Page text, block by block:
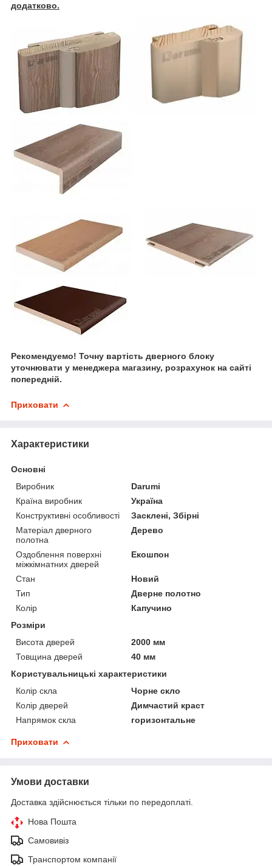
додатково.
Рекомендуемо! Точну вартість дверного блоку
уточнювати у менеджера магазину, розрахунок на сайті
попередній.
Приховати
Характеристики
Основні
Виробник
Darumi
Країна виробник
Україна
Конструктивні особливості
Засклені, Збірні
Матеріал дверного
полотна
Дерево
Оздоблення поверхні
міжкімнатних дверей
Екошпон
Стан
Новий
Тип
Дверне полотно
Колір
Капучино
Розміри
Висота дверей
2000 мм
Товщина дверей
40 мм
Користувальницькі характеристики
Колір скла
Чорне скло
Колір дверей
Димчастий краст
Напрямок скла
горизонтальне
Приховати
Умови доставки
Доставка здійснюється тільки по передоплаті.
Нова Пошта
Самовивіз
Транспортом компанії